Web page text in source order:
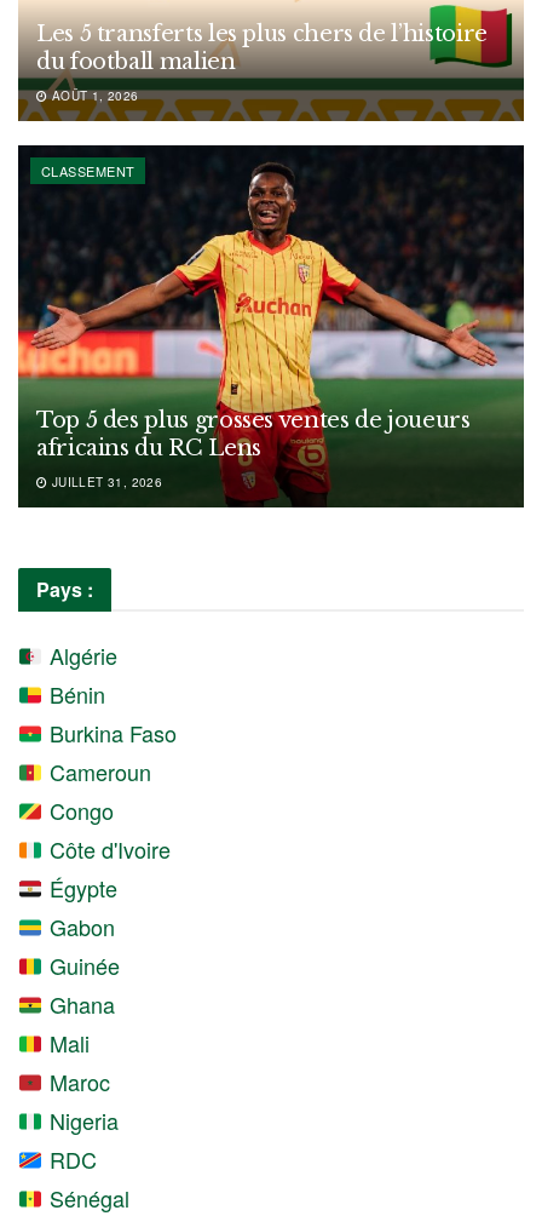
Les 5 transferts les plus chers de l’histoire
du football malien
AOÛT 1, 2026
CLASSEMENT
Top 5 des plus grosses ventes de joueurs
africains du RC Lens
JUILLET 31, 2026
Pays :
Algérie
Bénin
Burkina Faso
Cameroun
Congo
Côte d'Ivoire
Égypte
Gabon
Guinée
Ghana
Mali
Maroc
Nigeria
RDC
Sénégal